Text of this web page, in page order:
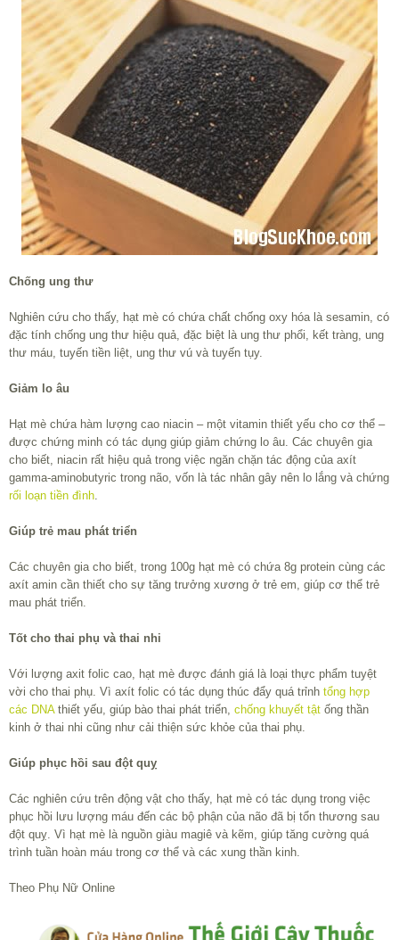
Chống ung thư
Nghiên cứu cho thấy, hạt mè có chứa chất chống oxy hóa là sesamin, có
đặc tính chống ung thư hiệu quả, đặc biệt là ung thư phổi, kết tràng, ung
thư máu, tuyến tiền liệt, ung thư vú và tuyến tụy.
Giảm lo âu
Hạt mè chứa hàm lượng cao niacin – một vitamin thiết yếu cho cơ thể –
được chứng minh có tác dụng giúp giảm chứng lo âu. Các chuyên gia
cho biết, niacin rất hiệu quả trong việc ngăn chặn tác động của axít
gamma-aminobutyric trong não, vốn là tác nhân gây nên lo lắng và chứng
rối loạn tiền đình.
Giúp trẻ mau phát triển
Các chuyên gia cho biết, trong 100g hạt mè có chứa 8g protein cùng các
axít amin cần thiết cho sự tăng trưởng xương ở trẻ em, giúp cơ thể trẻ
mau phát triển.
Tốt cho thai phụ và thai nhi
Với lượng axit folic cao, hạt mè được đánh giá là loại thực phẩm tuyệt
vời cho thai phụ. Vì axít folic có tác dụng thúc đẩy quá trỉnh tổng hợp
các DNAthiết yếu, giúp bào thai phát triển, chống khuyết tật ống thần
kinh ở thai nhi cũng như cải thiện sức khỏe của thai phụ.
Giúp phục hồi sau đột quỵ
Các nghiên cứu trên động vật cho thấy, hạt mè có tác dụng trong việc
phục hồi lưu lượng máu đến các bộ phận của não đã bị tổn thương sau
đột quỵ. Vì hạt mè là nguồn giàu magiê và kẽm, giúp tăng cường quá
trình tuần hoàn máu trong cơ thể và các xung thần kinh.
Theo Phụ Nữ Online